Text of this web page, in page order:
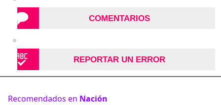
COMENTARIOS
REPORTAR UN ERROR
Recomendados en Nación